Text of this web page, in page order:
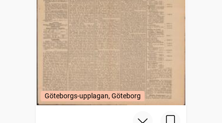
Göteborgs-upplagan, Göteborg